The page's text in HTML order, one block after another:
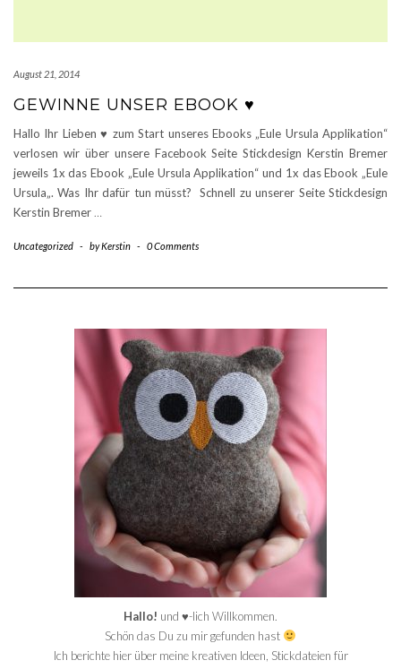
August 21, 2014
GEWINNE UNSER EBOOK ♥
Hallo Ihr Lieben ♥ zum Start unseres Ebooks „Eule Ursula Applikation“
verlosen wir über unsere Facebook Seite Stickdesign Kerstin Bremer
jeweils 1x das Ebook „Eule Ursula Applikation“ und 1x das Ebook „Eule
Ursula„. Was Ihr dafür tun müsst? Schnell zu unserer Seite Stickdesign
Kerstin Bremer …
Uncategorized - byKerstin - 0 Comments
Hallo! und ♥-lich Willkommen.
Schön das Du zu mir gefunden hast
Ich berichte hier über meine kreativen Ideen, Stickdateien für